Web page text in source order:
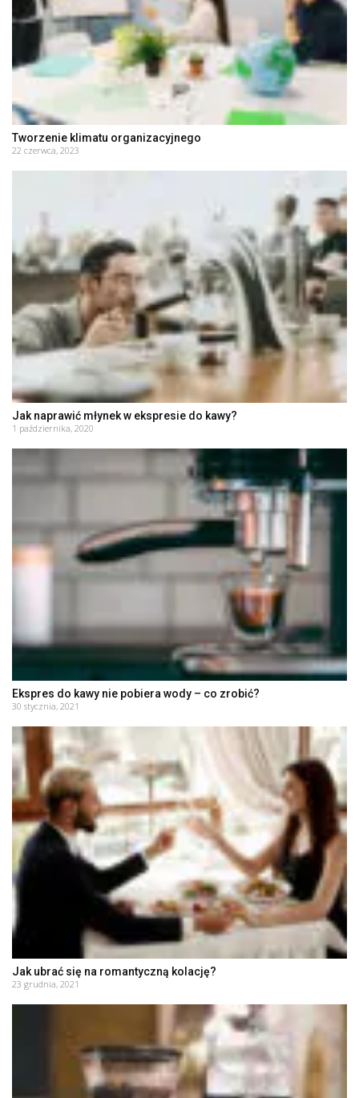
Tworzenie klimatu organizacyjnego
22 czerwca, 2023
Jak naprawić młynek w ekspresie do kawy?
1 października, 2020
Ekspres do kawy nie pobiera wody – co zrobić?
30 stycznia, 2021
Jak ubrać się na romantyczną kolację?
23 grudnia, 2021